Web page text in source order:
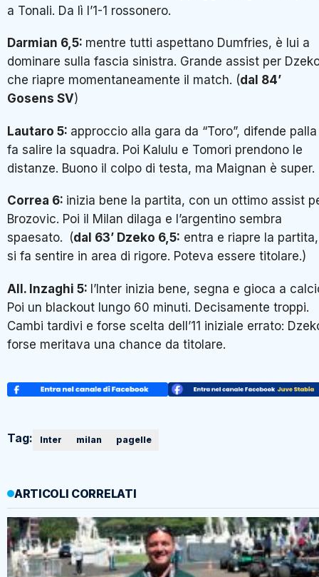
a Tonali. Da lì l’1-1 rossonero.
Darmian 6,5: mentre tutti aspettano Dumfries, è lui a
dominare sulla fascia sinistra. Grande assist per
che riapre momentaneamente il match. (dal 84’
Gosens SV)
Lautaro 5: approccio alla gara da “Toro”, difende
fa salire la squadra. Poi Kalulu e Tomori prendono le
distanze. Buono il colpo di testa, ma Maignan è super.
Correa 6: inizia bene la partita, con un ottimo assist
Brozovic. Poi il Milan dilaga e l’argentino sembra
spaesato. (dal 63’ Dzeko 6,5: entra e riapre la partita,
si fa sentire in area di rigore. Poteva essere titolare.)
All. Inzaghi 5: l’Inter inizia bene, segna e gioca a
Poi un blackout lungo 60 minuti. Decisamente troppi.
Cambi tardivi e forse scelta dell’11 iniziale errato:
forse meritava una chance da titolare.
Tag: Inter milan pagelle
ARTICOLI CORRELATI